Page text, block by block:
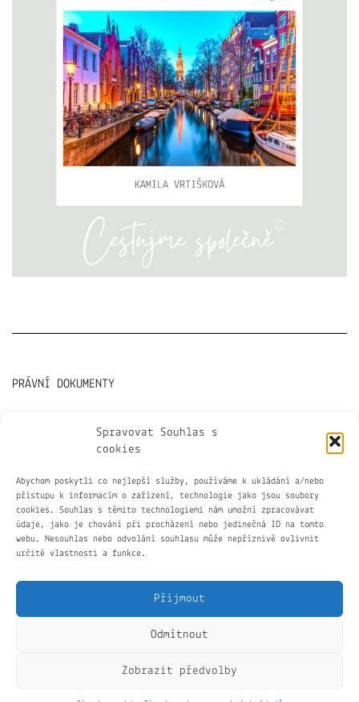
Spravovat Souhlas s
cookies
Abychom poskytli co nejlepší služby, používáme k ukládání a/nebo
přístupu k informacím o zařízení, technologie jako jsou soubory
cookies. Souhlas s těmito technologiemi nám umožní zpracovávat
údaje, jako je chování při procházení nebo jedinečná ID na tomto
webu. Nesouhlas nebo odvolání souhlasu může nepříznivě ovlivnit
určité vlastnosti a funkce.
Příjmout
Odmítnout
Zobrazit předvolby
PRÁVNÍ DOKUMENTY
Všeobecné obchodní podmínky
Cookies
Kontakty: vrtiskova.kamila@seznam.cz
Cestujme společně©